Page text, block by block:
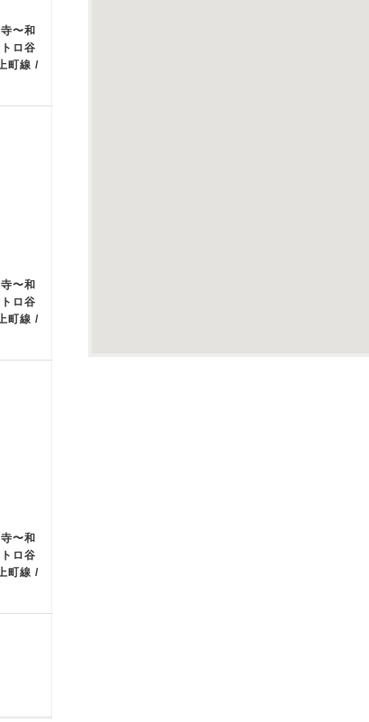
〜和
ロ谷
町線 /
〜和
ロ谷
町線 /
〜和
ロ谷
町線 /